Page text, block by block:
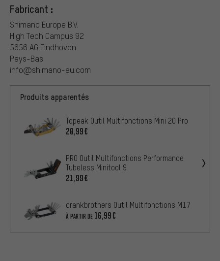
Fabricant :
Shimano Europe B.V.
High Tech Campus 92
5656 AG Eindhoven
Pays-Bas
info@shimano-eu.com
Produits apparentés
Topeak Outil Multifonctions Mini 20 Pro
20,99€
PRO Outil Multifonctions Performance
Tubeless Minitool 9
21,99€
crankbrothers Outil Multifonctions M17
À PARTIR DE 16,99€